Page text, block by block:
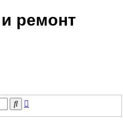
ремонт
Поиск